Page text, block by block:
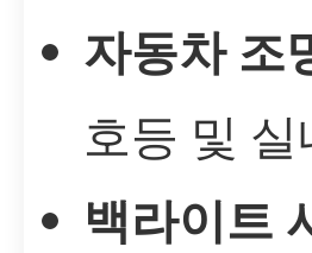
자동차 조
호등 및 실
백라이트